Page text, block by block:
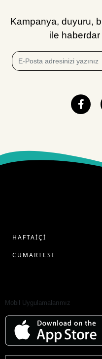
Kampanya, duyuru,
ile
HAFTAİÇİ
CUMARTESİ
Mobil Uygulamalarımız